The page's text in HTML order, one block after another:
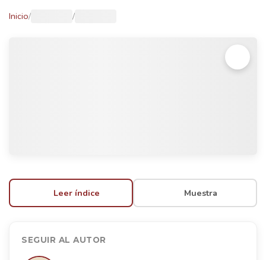
Inicio/ /
Leer índice Muestra
SEGUIR AL AUTOR